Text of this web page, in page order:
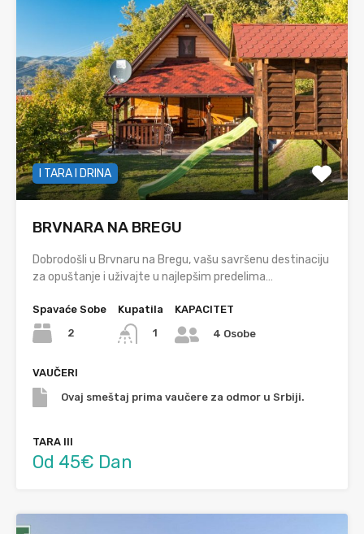
I TARA I DRINA
BRVNARA NA BREGU
Dobrodošli u Brvnaru na Bregu, vašu savršenu destinaciju
za opuštanje i uživajte u najlepšim predelima…
Spavaće Sobe
2
Kupatila
1
KAPACITET
4 Osobe
VAUČERI
Ovaj smeštaj prima vaučere za odmor u Srbiji.
TARA III
Od 45€ Dan